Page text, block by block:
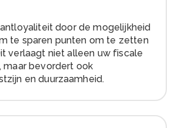
door de mogelijkheid
te sparen punten om te zetten
verlaagt niet alleen uw fiscale
maar bevordert ook
en duurzaamheid.